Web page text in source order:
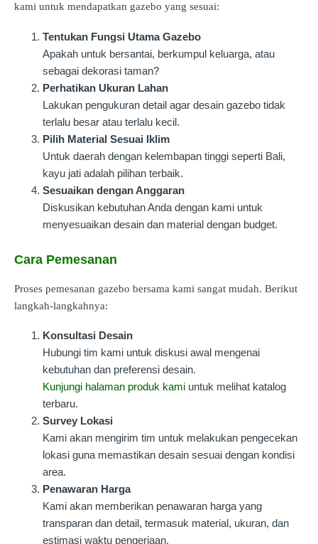
kami untuk mendapatkan gazebo yang sesuai:
Tentukan Fungsi Utama Gazebo
Apakah untuk bersantai, berkumpul keluarga, atau
sebagai dekorasi taman?
Perhatikan Ukuran Lahan
Lakukan pengukuran detail agar desain gazebo tidak
terlalu besar atau terlalu kecil.
Pilih Material Sesuai Iklim
Untuk daerah dengan kelembapan tinggi seperti Bali,
kayu jati adalah pilihan terbaik.
Sesuaikan dengan Anggaran
Diskusikan kebutuhan Anda dengan kami untuk
menyesuaikan desain dan material dengan budget.
Cara Pemesanan
Proses pemesanan gazebo bersama kami sangat mudah. Berikut
langkah-langkahnya:
Konsultasi Desain
Hubungi tim kami untuk diskusi awal mengenai
kebutuhan dan preferensi desain.
Kunjungi halaman produk kami untuk melihat katalog
terbaru.
Survey Lokasi
Kami akan mengirim tim untuk melakukan pengecekan
lokasi guna memastikan desain sesuai dengan kondisi
area.
Penawaran Harga
Kami akan memberikan penawaran harga yang
transparan dan detail, termasuk material, ukuran, dan
estimasi waktu pengerjaan.